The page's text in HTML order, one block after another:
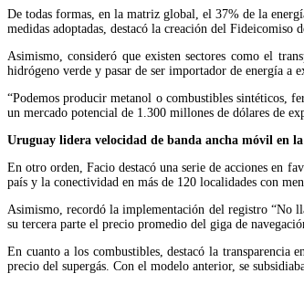
De todas formas, en la matriz global, el 37% de la
medidas adoptadas, destacó la creación del
Asimismo, consideró que existen sectores como el
hidrógeno verde y pasar de ser importador de energía a
“Podemos producir metanol o combustibles sintéticos,
un mercado potencial de 1.300 millones de dólares de
Uruguay lidera velocidad de banda ancha móvil en
En otro orden, Facio destacó una serie de acciones en
país y la conectividad en más de 120 localidades con
Asimismo, recordó la implementación del registro “No
su tercera parte el precio promedio del giga de
En cuanto a los combustibles, destacó la
precio del supergás. Con el modelo anterior, se